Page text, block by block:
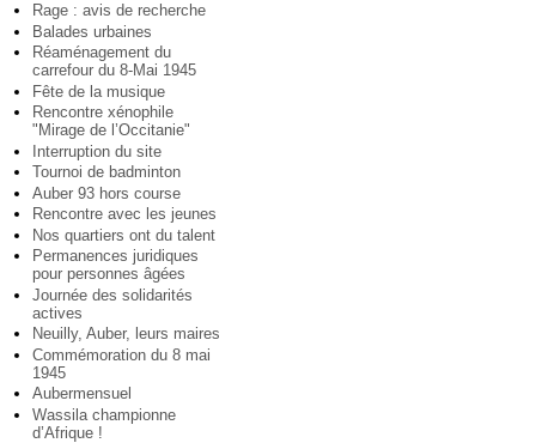
Rage : avis de recherche
Balades urbaines
Réaménagement du
carrefour du 8-Mai 1945
Fête de la musique
Rencontre xénophile
"Mirage de l’Occitanie"
Interruption du site
Tournoi de badminton
Auber 93 hors course
Rencontre avec les jeunes
Nos quartiers ont du talent
Permanences juridiques
pour personnes âgées
Journée des solidarités
actives
Neuilly, Auber, leurs maires
Commémoration du 8 mai
1945
Aubermensuel
Wassila championne
d’Afrique !